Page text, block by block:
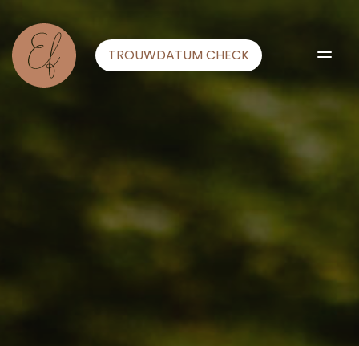
TROUWDATUM CHECK